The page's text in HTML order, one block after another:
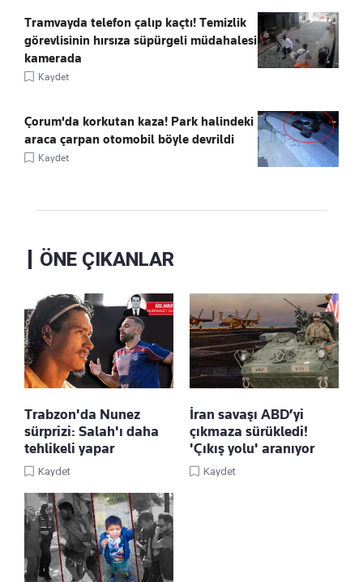
Tramvayda telefon çalıp kaçtı! Temizlik
görevlisinin hırsıza süpürgeli müdahalesi
kamerada
Kaydet
Çorum'da korkutan kaza! Park halindeki
araca çarpan otomobil böyle devrildi
Kaydet
ÖNE ÇIKANLAR
Trabzon'da Nunez
sürprizi: Salah'ı daha
tehlikeli yapar
Kaydet
İran savaşı ABD’yi
çıkmaza sürükledi!
'Çıkış yolu' aranıyor
Kaydet